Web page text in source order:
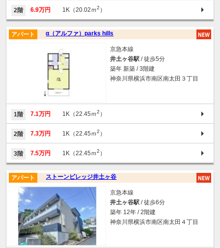
2階 6.9万円 1K（20.02ｍ2 ）
α（アルファ）parks hills
アパート
京急本線
井土ヶ谷駅 / 徒歩5分
築年 新築 / 3階建
神奈川県横浜市南区南太田３丁目
1階 7.1万円 1K（22.45ｍ2 ）
2階 7.3万円 1K（22.45ｍ2 ）
3階 7.5万円 1K（22.45ｍ2 ）
ストーンビレッジ井土ヶ谷
アパート
京急本線
井土ヶ谷駅 / 徒歩6分
築年 12年 / 2階建
神奈川県横浜市南区南太田４丁目